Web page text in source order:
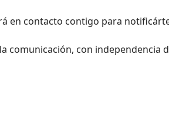
en contacto contigo para
comunicación, con independencia